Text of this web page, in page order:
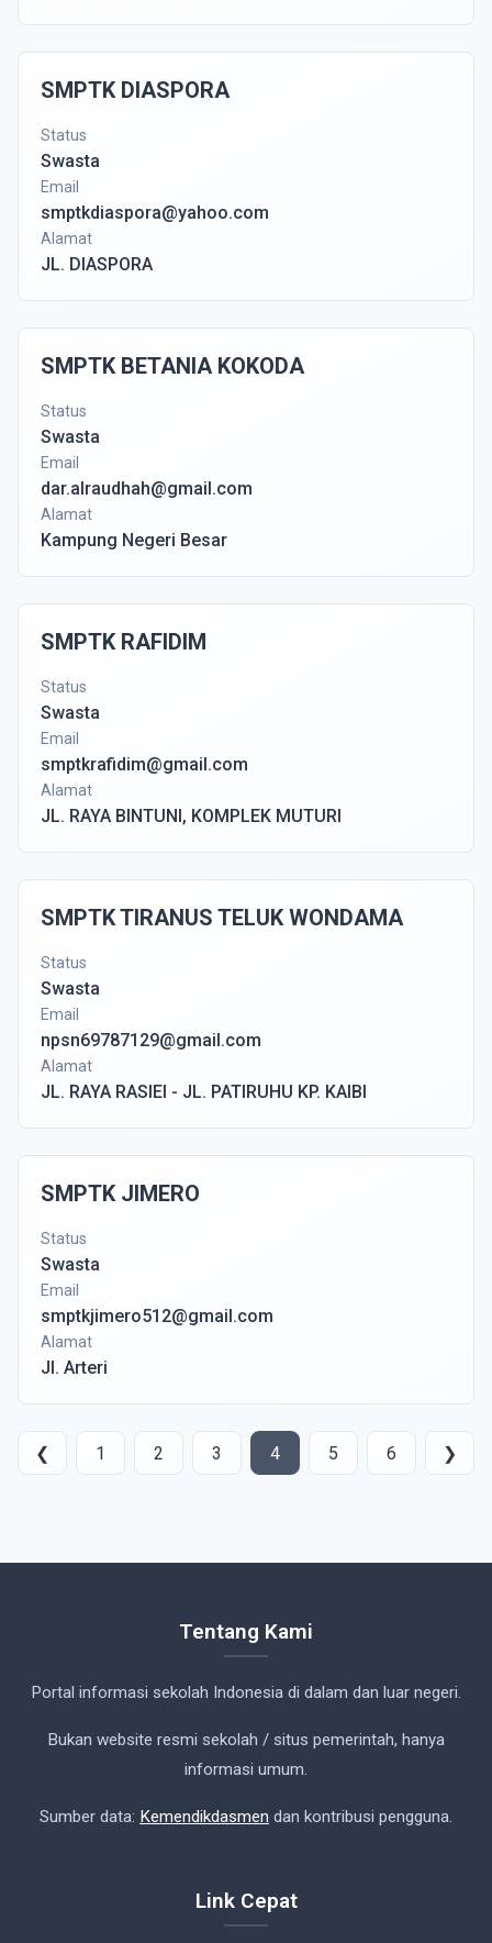
SMPTK DIASPORA
Status
Swasta
Email
smptkdiaspora@yahoo.com
Alamat
JL. DIASPORA
SMPTK BETANIA KOKODA
Status
Swasta
Email
dar.alraudhah@gmail.com
Alamat
Kampung Negeri Besar
SMPTK RAFIDIM
Status
Swasta
Email
smptkrafidim@gmail.com
Alamat
JL. RAYA BINTUNI, KOMPLEK MUTURI
SMPTK TIRANUS TELUK WONDAMA
Status
Swasta
Email
npsn69787129@gmail.com
Alamat
JL. RAYA RASIEI - JL. PATIRUHU KP. KAIBI
SMPTK JIMERO
Status
Swasta
Email
smptkjimero512@gmail.com
Alamat
Jl. Arteri
❮ 1 2 3 4 5 6 ❯
Tentang Kami
Portal informasi sekolah Indonesia di dalam dan luar negeri.
Bukan website resmi sekolah / situs pemerintah, hanya
informasi umum.
Sumber data: Kemendikdasmen dan kontribusi pengguna.
Link Cepat